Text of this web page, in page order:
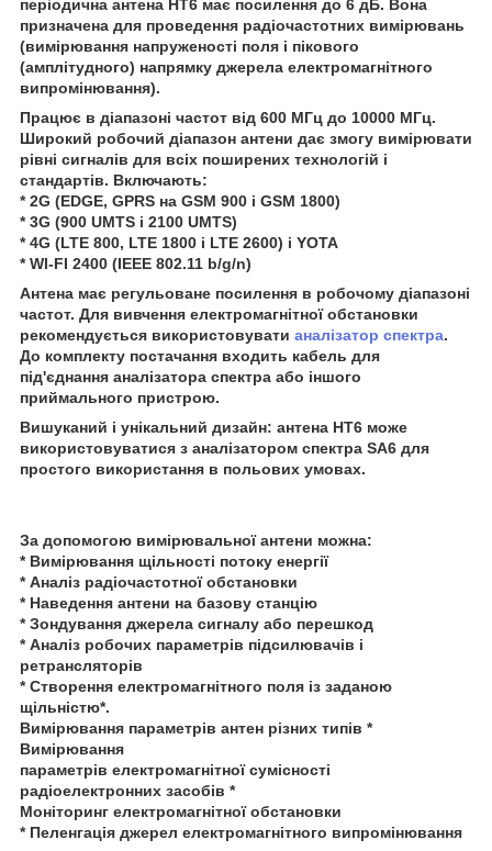
періодична антена HT6 має посилення до 6 дБ. Вона
призначена для проведення радіочастотних вимірювань
(вимірювання напруженості поля і пікового
(амплітудного) напрямку джерела електромагнітного
випромінювання).
Працює в діапазоні частот від 600 МГц до 10000 МГц.
Широкий робочий діапазон антени дає змогу вимірювати
рівні сигналів для всіх поширених технологій і
стандартів. Включають:
* 2G (EDGE, GPRS на GSM 900 і GSM 1800)
* 3G (900 UMTS і 2100 UMTS)
* 4G (LTE 800, LTE 1800 і LTE 2600) і YOTA
* WI-FI 2400 (IEEE 802.11 b/g/n)
Антена має регульоване посилення в робочому діапазоні
частот. Для вивчення електромагнітної обстановки
рекомендується використовувати аналізатор спектра.
До комплекту постачання входить кабель для
під'єднання аналізатора спектра або іншого
приймального пристрою.
Вишуканий і унікальний дизайн: антена HT6 може
використовуватися з аналізатором спектра SA6 для
простого використання в польових умовах.
За допомогою вимірювальної антени можна:
* Вимірювання щільності потоку енергії
* Аналіз радіочастотної обстановки
* Наведення антени на базову станцію
* Зондування джерела сигналу або перешкод
* Аналіз робочих параметрів підсилювачів і
ретрансляторів
* Створення електромагнітного поля із заданою
щільністю*.
Вимірювання параметрів антен різних типів *
Вимірювання
параметрів електромагнітної сумісності
радіоелектронних засобів *
Моніторинг електромагнітної обстановки
* Пеленгація джерел електромагнітного випромінювання